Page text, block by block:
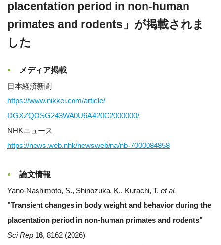
placentation period in non-human
primates and rodents」が掲載されま
した
メディア掲載
日本経済新聞
https://www.nikkei.com/article/
DGXZQOSG243WA0U6A420C2000000/
NHKニュース
https://news.web.nhk/newsweb/na/nb-7000084858
論文情報
Yano-Nashimoto, S., Shinozuka, K., Kurachi, T. et al.
"Transient changes in body weight and behavior during the
placentation period in non-human primates and rodents"
Sci Rep 16, 8162 (2026)